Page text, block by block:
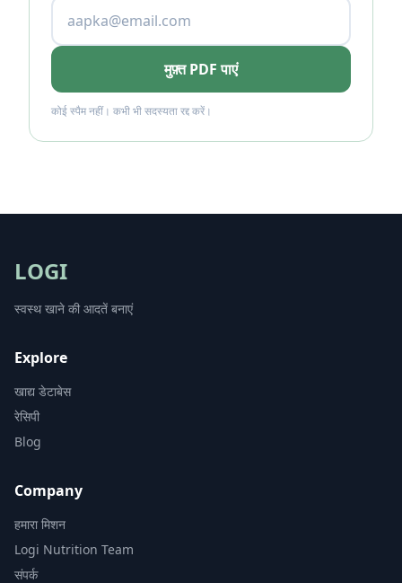
मुफ़्त PDF पाएं
कोई स्पैम नहीं। कभी भी सदस्यता रद्द करें।
LOGI
स्वस्थ खाने की आदतें बनाएं
Explore
खाद्य डेटाबेस
रेसिपी
Blog
Company
हमारा मिशन
Logi Nutrition Team
संपर्क